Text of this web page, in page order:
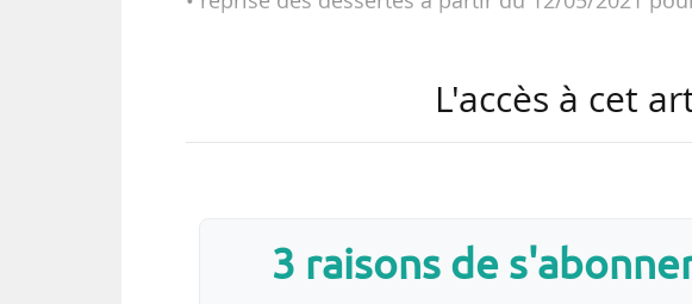
gouvernementales concernant les déplacements
FlixBus a observé une hausse de 200 % des
En ce qui concerne BlaBlaCar, l’entreprise
proposés en covoiturage par rapport aux
L'accès à cet
3 raisons de